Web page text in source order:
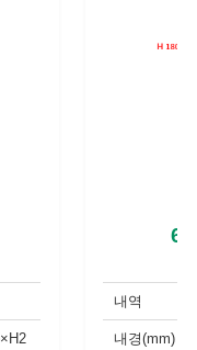
6
내역
내경(mm)